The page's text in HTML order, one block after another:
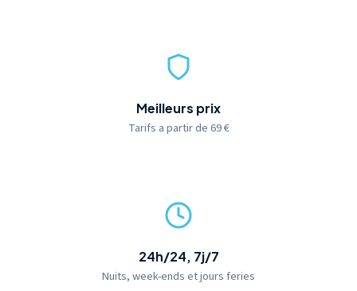
Meilleurs prix
Tarifs a partir de 69 €
24h/24, 7j/7
Nuits, week-ends et jours feries